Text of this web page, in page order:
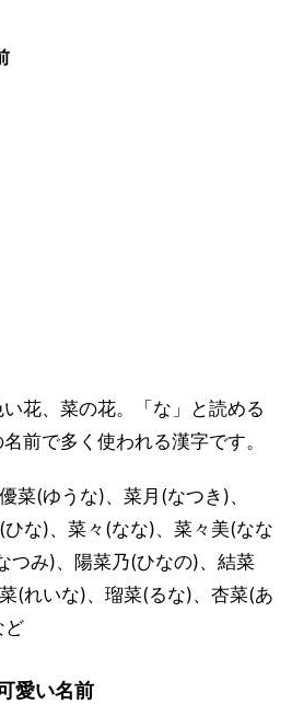
花、菜の花。「な」と読める
前で多く使われる漢字です。
菜(ゆうな)、菜月(なつき)、
な)、菜々(なな)、菜々美(なな
つみ)、陽菜乃(ひなの)、結菜
(れいな)、瑠菜(るな)、杏菜(あ
ど
愛い名前